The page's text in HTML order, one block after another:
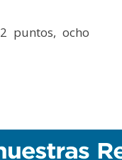
puntos, ocho